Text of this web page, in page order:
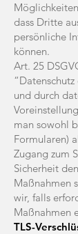
dass Dritte
persönliche
können.
Art. 25
und durch
man sowohl
Formularen)
Zugang zum
Sicherheit
Maßnahmen
wir, falls
Maßnahmen
TLS-